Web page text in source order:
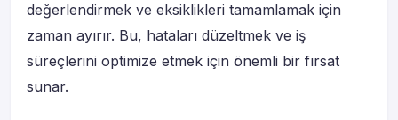
değerlendirmek ve eksiklikleri tamamlamak için
zaman ayırır. Bu, hataları düzeltmek ve iş
süreçlerini optimize etmek için önemli bir fırsat
sunar.